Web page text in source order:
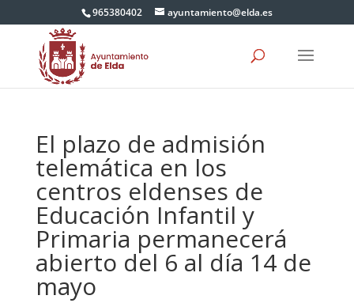
965380402 ayuntamiento@elda.es
El plazo de admisión
telemática en los
centros eldenses de
Educación Infantil y
Primaria permanecerá
abierto del 6 al día 14 de
mayo